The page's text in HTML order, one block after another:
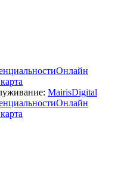
Онлайн
MairisDigital
Онлайн